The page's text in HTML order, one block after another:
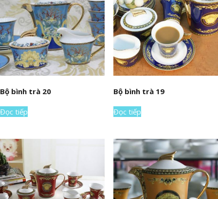
Bộ bình trà 20
Đọc tiếp
Bộ bình trà 19
Đọc tiếp